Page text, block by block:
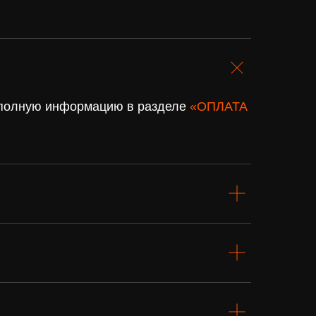
информацию в разделе «ОПЛАТА
сертификат